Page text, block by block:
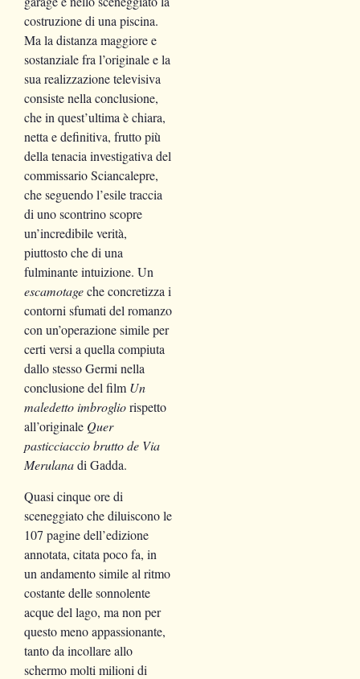
costruzione di una piscina.
Ma la distanza maggiore e
sostanziale fra l’originale e la
sua realizzazione televisiva
consiste nella conclusione,
che in quest’ultima è chiara,
netta e definitiva, frutto più
della tenacia investigativa del
commissario Sciancalepre,
che seguendo l’esile traccia
di uno scontrino scopre
un’incredibile verità,
piuttosto che di una
fulminante intuizione. Un
escamotageche concretizza i
contorni sfumati del romanzo
con un’operazione simile per
certi versi a quella compiuta
dallo stesso Germi nella
conclusione del film Un
maledetto imbrogliorispetto
all’originale Quer
pasticciaccio brutto de Via
Merulanadi Gadda.
Quasi cinque ore di
sceneggiato che diluiscono le
107 pagine dell’edizione
annotata, citata poco fa, in
un andamento simile al ritmo
costante delle sonnolente
acque del lago, ma non per
questo meno appassionante,
tanto da incollare allo
schermo molti milioni di